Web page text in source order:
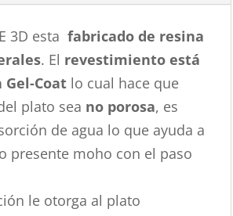
3D estafabricado de resina
. El revestimiento está
Gel-Coat lo cual hace que
plato sea no porosa, es
de agua lo que ayuda a
presente moho con el paso
le otorga al plato